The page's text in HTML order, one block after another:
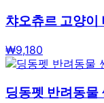
챠오츄르 고양이
₩9,180
딩동펫 반려동물